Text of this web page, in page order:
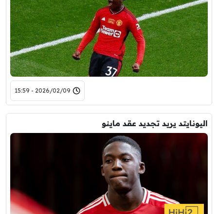
2026/02/09 - 15:59
اليونايتد يريد تجديد عقد ماينو